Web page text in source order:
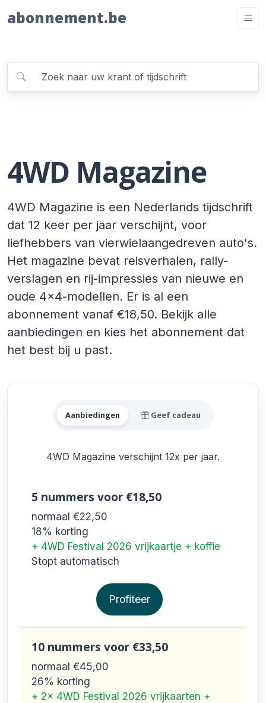
abonnement.be
4WD Magazine
4WD Magazine is een Nederlands tijdschrift
dat 12 keer per jaar verschijnt, voor
liefhebbers van vierwielaangedreven auto's.
Het magazine bevat reisverhalen, rally-
verslagen en rij-impressies van nieuwe en
oude 4x4-modellen. Er is al een
abonnement vanaf €18,50. Bekijk alle
aanbiedingen en kies het abonnement dat
het best bij u past.
Alle 4WD Magazine
Aanbiedingen Geef cadeau
4WD Magazine verschijnt 12x per jaar.
5 nummers voor €18,50
normaal €22,50
18% korting
+ 4WD Festival 2026 vrijkaartje + koffie
Stopt automatisch
Profiteer
10 nummers voor €33,50
normaal €45,00
26% korting
+ 2x 4WD Festival 2026 vrijkaarten +